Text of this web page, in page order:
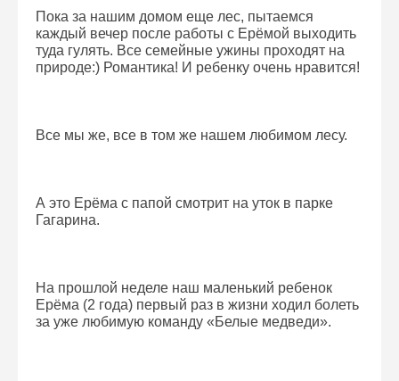
Пока за нашим домом еще лес, пытаемся
каждый вечер после работы с Ерёмой выходить
туда гулять. Все семейные ужины проходят на
природе:) Романтика! И ребенку очень нравится!
Все мы же, все в том же нашем любимом лесу.
А это Ерёма с папой смотрит на уток в парке
Гагарина.
На прошлой неделе наш маленький ребенок
Ерёма (2 года) первый раз в жизни ходил болеть
за уже любимую команду «Белые медведи».